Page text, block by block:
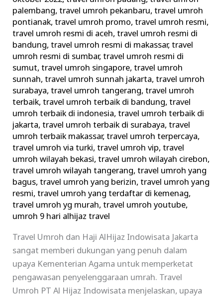
palembang,travel umroh pekanbaru,travel umroh
pontianak,travel umroh promo,travel umroh resmi,
travel umroh resmi di aceh,travel umroh resmi di
bandung,travel umroh resmi di makassar,travel
umroh resmi di sumbar,travel umroh resmi di
sumut,travel umroh singapore,travel umroh
sunnah,travel umroh sunnah jakarta,travel umroh
surabaya,travel umroh tangerang,travel umroh
terbaik,travel umroh terbaik di bandung,travel
umroh terbaik di indonesia,travel umroh terbaik di
jakarta,travel umroh terbaik di surabaya,travel
umroh terbaik makassar,travel umroh terpercaya,
travel umroh via turki,travel umroh vip,travel
umroh wilayah bekasi,travel umroh wilayah cirebon,
travel umroh wilayah tangerang,travel umroh yang
bagus,travel umroh yang berizin,travel umroh yang
resmi,travel umroh yang terdaftar di kemenag,
travel umroh yg murah,travel umroh youtube,
umroh 9 hari alhijaz travel
Travel Umroh dan Haji AlHijaz Indowisata Jakarta
sangat memberi dukungan yang penuh dalam
upaya Kementerian Agama untuk memperketat
pengawasan penyelenggaraan umrah. Travel
Umroh PT Al Hijaz Indowisata menjelaskan, upaya